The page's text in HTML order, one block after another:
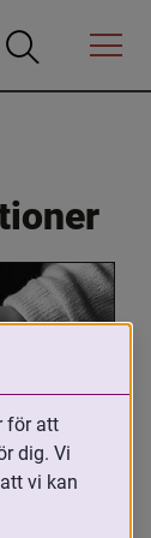
Öppna
Öppna
Menyn
för att
dig. Vi
vi kan